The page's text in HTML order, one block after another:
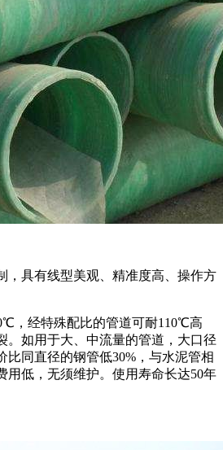
，具有线型美观、精准度高、操作方
，经特殊配比的管道可耐110℃高
。如用于大、中流量的管道，大口径
比同直径的钢管低30%，与水泥管相
用低，无须维护。使用寿命长达50年